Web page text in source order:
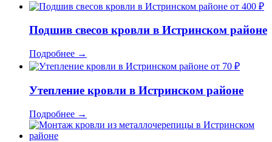
от 400 ₽
Подшив свесов кровли в Истринском районе
Подробнее →
от 70 ₽
Утепление кровли в Истринском районе
Подробнее →